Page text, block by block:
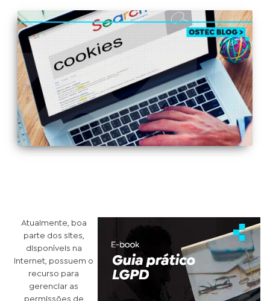
Atualmente, boa
parte dos sites,
disponíveis na
internet, possuem o
recurso para
gerenciar as
permissões de